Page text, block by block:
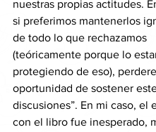
nuestras propias actitudes.
si preferimos mantenerlos
de todo lo que rechazamos
(teóricamente porque lo
protegiendo de eso),
oportunidad de sostener
discusiones”. En mi caso, el
con el libro fue inesperado,